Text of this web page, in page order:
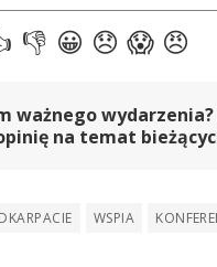
ważnego
na temat
WSPIA